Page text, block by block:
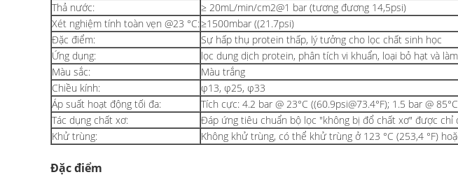
Thả nước:
≥ 20mL/min/cm2@1 bar (tương đương 14,5psi)
Xét nghiệm tính toàn vẹn @23 °C:≥1500mbar ((21.7psi)
Đặc điểm:
Sự hấp thụ protein thấp, lý tưởng cho lọc chất sinh học
Ứng dụng:
lọc dung dịch protein, phân tích vi khuẩn, loại bỏ hạt và
Màu sắc:
Màu trắng
Chiều kính:
φ13, φ25, φ33
Áp suất hoạt động tối đa:
Tích cực: 4.2 bar @ 23°C ((60.9psi@73.4°F); 1.5 bar @
Tác dụng chất xơ:
Đáp ứng tiêu chuẩn bộ lọc "không bị đổ chất xơ" được chỉ
Khử trùng:
Không khử trùng, có thể khử trùng ở 123 °C (253,4 °F)
Đặc điểm